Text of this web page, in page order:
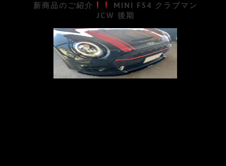
新商品のご紹介
MINI F54 クラブマン
JCW 後期